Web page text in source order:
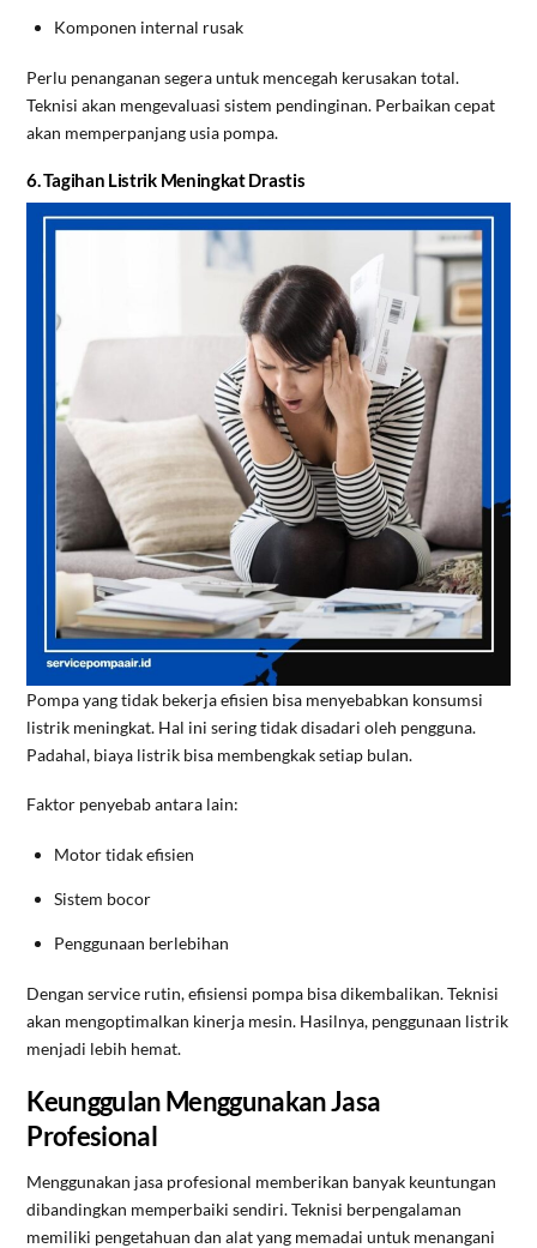
Komponen internal rusak
Perlu penanganan segera untuk mencegah kerusakan total.
Teknisi akan mengevaluasi sistem pendinginan. Perbaikan cepat
akan memperpanjang usia pompa.
6. Tagihan Listrik Meningkat Drastis
Pompa yang tidak bekerja efisien bisa menyebabkan konsumsi
listrik meningkat. Hal ini sering tidak disadari oleh pengguna.
Padahal, biaya listrik bisa membengkak setiap bulan.
Faktor penyebab antara lain:
Motor tidak efisien
Sistem bocor
Penggunaan berlebihan
Dengan service rutin, efisiensi pompa bisa dikembalikan. Teknisi
akan mengoptimalkan kinerja mesin. Hasilnya, penggunaan listrik
menjadi lebih hemat.
Keunggulan Menggunakan Jasa
Profesional
Menggunakan jasa profesional memberikan banyak keuntungan
dibandingkan memperbaiki sendiri. Teknisi berpengalaman
memiliki pengetahuan dan alat yang memadai untuk menangani